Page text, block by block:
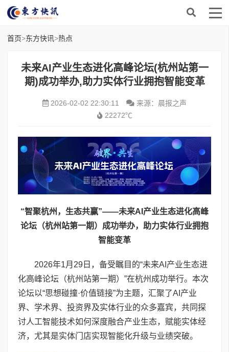
首页>东方快讯>热点
未来AI产业生态进化高峰论坛(杭州站第一
期)成功举办,助力实体行业拥抱智能变革
2026-02-02 22:30:11
来源：晨报之声
22272℃
“智聚杭州，生态共赢”——未来AI产业生态进化高峰
论坛（杭州站第一期）成功举办，助力实体行业拥抱
智能变革
2026年1月29日，备受瞩目的“未来AI产业生态进
化高峰论坛（杭州站第一期）”在杭州成功举行。本次
论坛以“思想碰撞·价值链接”为主题，汇聚了AI产业
界、学术界、投资界及实体行业的众多嘉宾，共同探
讨人工智能技术如何深度融合产业生态，赋能实体经
济，尤其是实体门店实现智能化升级与业绩突破。